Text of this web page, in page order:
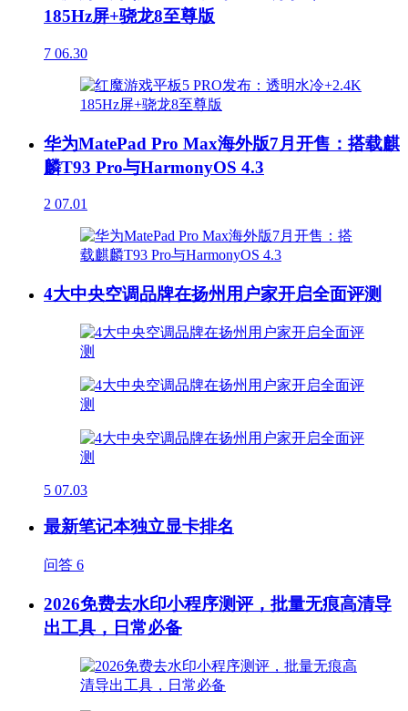
185Hz屏+骁龙8至尊版
7 06.30
华为MatePad Pro Max海外版7月开售：搭载麒
麟T93 Pro与HarmonyOS 4.3
2 07.01
4大中央空调品牌在扬州用户家开启全面评测
5 07.03
最新笔记本独立显卡排名
问答 6
2026免费去水印小程序测评，批量无痕高清导
出工具，日常必备